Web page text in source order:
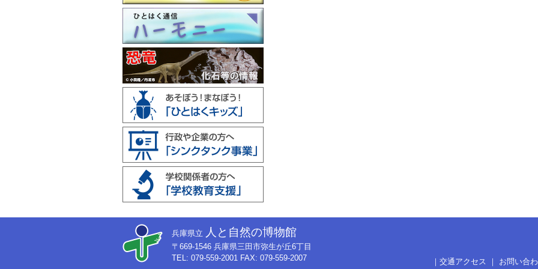
兵庫県立 人と自然の博物館
〒669-1546 兵庫県三田市弥生が丘6丁目
TEL: 079-559-2001 FAX: 079-559-2007
｜ 交通アクセス ｜ お問い合